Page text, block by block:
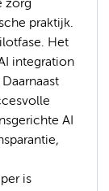
zorg
praktijk.
Het
integration
AI
is